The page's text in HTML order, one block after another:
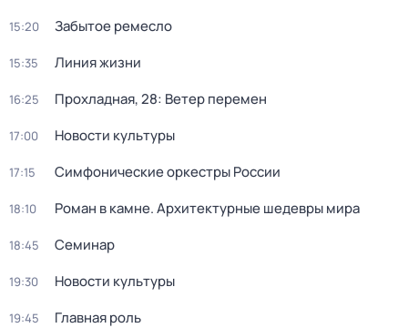
15:20 Забытое ремесло
15:35 Линия жизни
16:25 Прохладная, 28: Ветер перемен
17:00 Новости культуры
17:15 Симфонические оркестры России
18:10 Роман в камне. Архитектурные шедевры мира
18:45 Семинар
19:30 Новости культуры
19:45 Главная роль